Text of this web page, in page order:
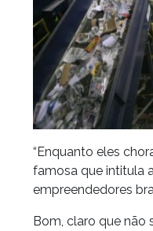
“Enquanto eles
famosa que intitula
empreendedores
Bom, claro que não